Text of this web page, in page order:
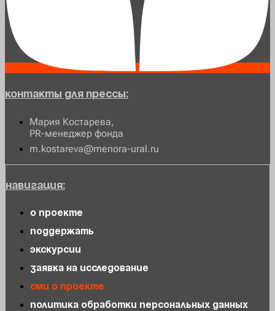
Контакты для прессы:
Мария Костарева,
PR-менеджер фонда
m.kostareva@menora-ural.ru
Навигация:
О проекте
Поддержать
Экскурсии
Заявка на исследование
СМИ о проекте
Политика обработки персональных данных